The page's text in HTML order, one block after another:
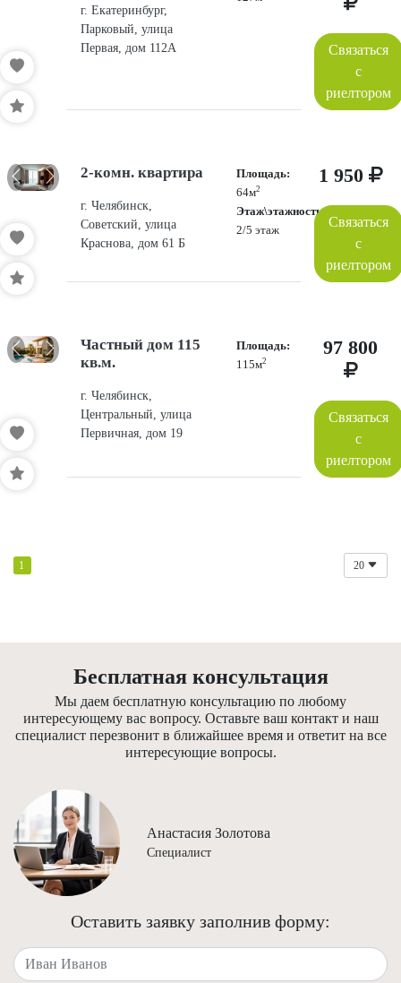
г. Екатеринбург,
Парковый, улица
Первая, дом 112А
Связаться
с
риелтором
2-комн. квартира
г. Челябинск,
Советский, улица
Краснова, дом 61 Б
Площадь:
64м2
Этаж\этажность:
2/5 этаж
1 950
Связаться
с
риелтором
Частный дом 115
кв.м.
г. Челябинск,
Центральный, улица
Первичная, дом 19
Площадь:
115м2
97 800
Связаться
с
риелтором
1 20
Бесплатная консультация
Мы даем бесплатную консультацию по любому
интересующему вас вопросу. Оставьте ваш контакт и наш
специалист перезвонит в ближайшее время и ответит на все
интересующие вопросы.
Анастасия Золотова
Специалист
Оставить заявку заполнив форму:
Ваше имя